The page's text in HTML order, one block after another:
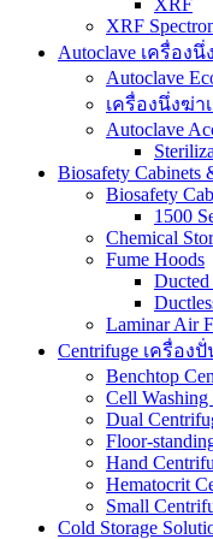
XRF
XRF
Autoclave เครื่องนึ่
Autoclave
เครื่องนึ่งฆ่า
Autoclave
Biosafety Cabinets
Biosafety
1500
Chemical
Fume Hoods
Laminar Air
Centrifuge เครื่องปั่
Benchtop
Cell Washing
Dual
Floor-
Hand
Hematocrit
Small
Cold Storage